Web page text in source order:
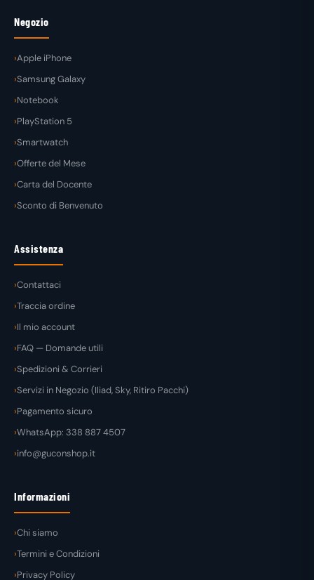
Negozio
Apple iPhone
Samsung Galaxy
Notebook
PlayStation 5
Smartwatch
Offerte del Mese
Carta del Docente
Sconto di Benvenuto
Assistenza
Contattaci
Traccia ordine
Il mio account
FAQ — Domande utili
Spedizioni & Corrieri
Servizi in Negozio (Iliad, Sky, Ritiro Pacchi)
Pagamento sicuro
WhatsApp: 338 887 4507
info@guconshop.it
Informazioni
Chi siamo
Termini e Condizioni
Privacy Policy